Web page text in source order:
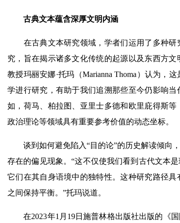
古典文本蕴含深厚文明内涵
在古典文本研究领域，学者们运用了多种研
究，旨在揭示诸多文化传统的起源以及东西方
教授玛丽安娜·托玛（Marianna Thoma）认为，
学进行研究，有助于我们追溯那些至今仍影响
如，荷马、柏拉图、亚里士多德和欧里庇得斯
政治理论等领域具有重要参考价值的动态坐标。
谈到如何避免陷入“目的论”的历史解读倾向，
存在的偏见现象。“这不仅使我们看到古代文本
它们在其自身语境中的独特性。这种研究路径
之间保持平衡。”托玛说道。
在2023年1月19日施普林格出版社出版的《国